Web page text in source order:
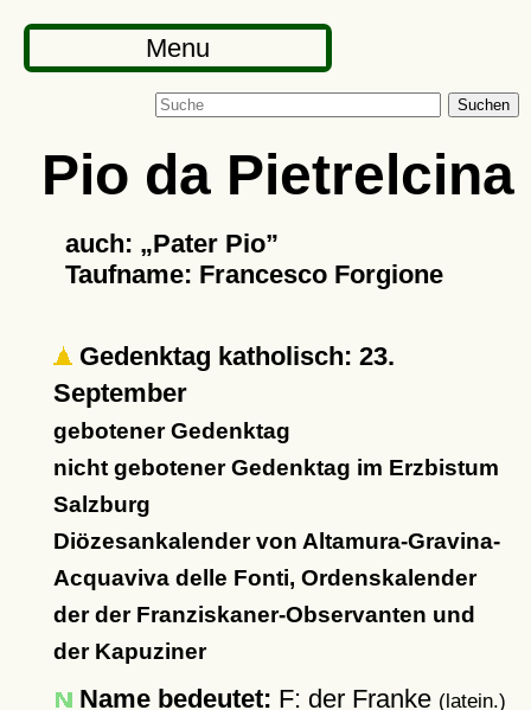
Menu
Suchen
Pio da Pietrelcina
auch:
Pater Pio
Taufname: Francesco Forgione
Gedenktag katholisch: 23.
September
gebotener Gedenktag
nicht gebotener Gedenktag im Erzbistum
Salzburg
Diözesankalender von Altamura-Gravina-
Acquaviva delle Fonti, Ordenskalender
der der Franziskaner-Observanten und
der Kapuziner
Name bedeutet: F: der Franke (latein.)